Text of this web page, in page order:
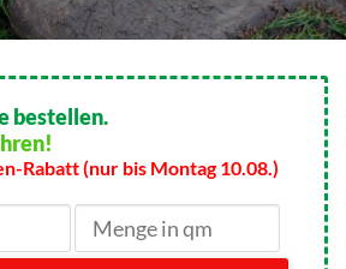
bestellen.
Rabatt (nur bis Montag 10.08.)